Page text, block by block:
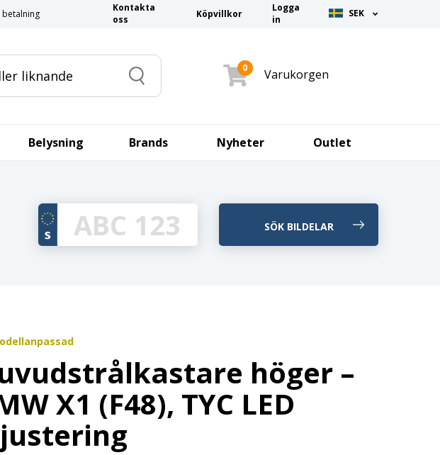
betalning
Kontakta
oss
Köpvillkor
Logga
in
SEK
Search
0 Varukorgen
Belysning Brands Nyheter Outlet
höger –
X1 (F48), TYC LED